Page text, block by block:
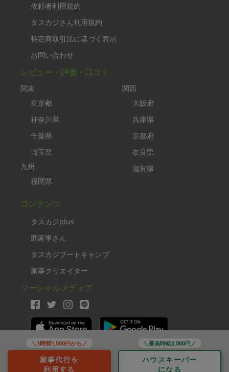
＼1時間1,500円から／
家事代行を
利用する
＼最高時給3,000円／
ハウスキーパー
になる
依頼者利用規約
タスカジさん利用規約
特定商取引法に基づく表示
お問い合わせ
レビュー・評価・口コミ
関東
東京都
神奈川県
千葉県
埼玉県
九州
福岡県
関西
大阪府
兵庫県
京都府
奈良県
滋賀県
コンテンツ
タスカジplus
助家事さん
タスカジブートキャンプ
家事クリエイター
ソーシャルメディア